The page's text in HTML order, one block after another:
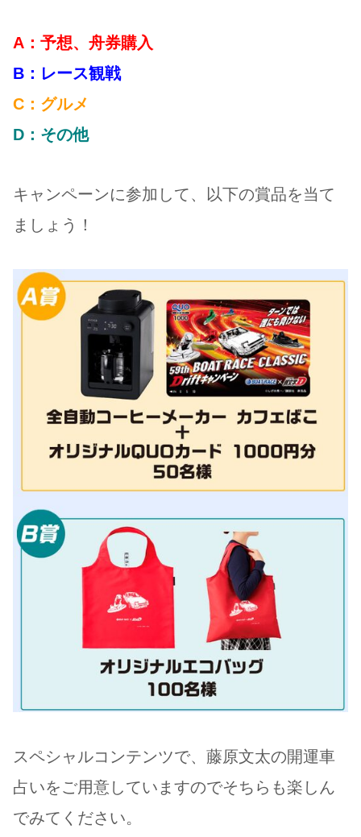
A：予想、舟券購入
B：レース観戦
C：グルメ
D：その他
キャンペーンに参加して、以下の賞品を当て
ましょう！
スペシャルコンテンツで、藤原文太の開運車
占いをご用意していますのでそちらも楽しん
でみてください。